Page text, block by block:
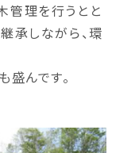
管理を行うとと
承しながら、環
盛んです。